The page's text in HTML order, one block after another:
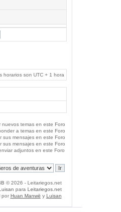
horarios son UTC + 1 hora
nuevos temas en este Foro
a temas en este Foro
sus mensajes en este Foro
sus mensajes en este Foro
adjuntos en este Foro
© 2026 - Leitariegos.net
para Leitariegos.net
por Huan Manwë y Luisan